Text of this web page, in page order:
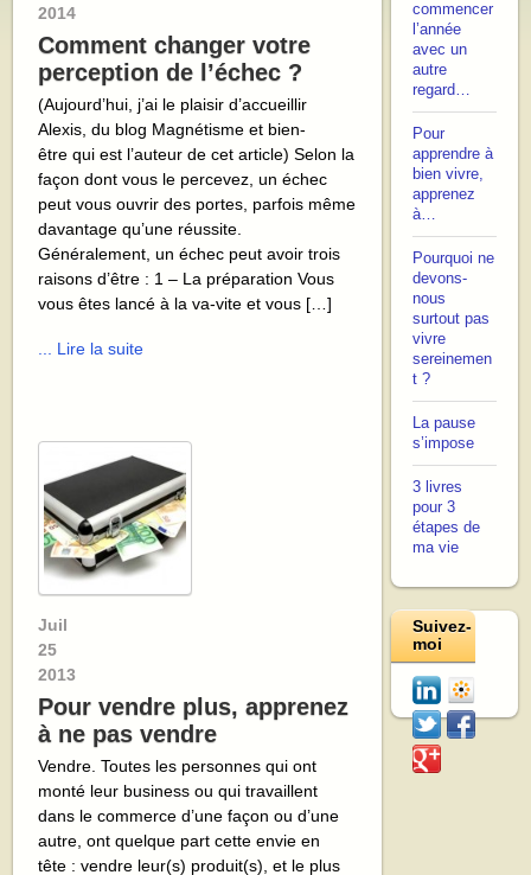
2014
Comment changer votre
perception de l’échec ?
(Aujourd’hui, j’ai le plaisir d’accueillir
Alexis, du blog Magnétisme et bien-
être qui est l’auteur de cet article) Selon la
façon dont vous le percevez, un échec
peut vous ouvrir des portes, parfois même
davantage qu’une réussite.
Généralement, un échec peut avoir trois
raisons d’être : 1 – La préparation Vous
vous êtes lancé à la va-vite et vous […]
... Lire la suite
Juil
25
2013
Pour vendre plus, apprenez
à ne pas vendre
Vendre. Toutes les personnes qui ont
monté leur business ou qui travaillent
dans le commerce d’une façon ou d’une
autre, ont quelque part cette envie en
tête : vendre leur(s) produit(s), et le plus
commencer
l’année
avec un
autre
regard…
Pour
apprendre à
bien vivre,
apprenez
à…
Pourquoi ne
devons-
nous
surtout pas
vivre
sereinemen
t ?
La pause
s’impose
3 livres
pour 3
étapes de
ma vie
Suivez-
moi